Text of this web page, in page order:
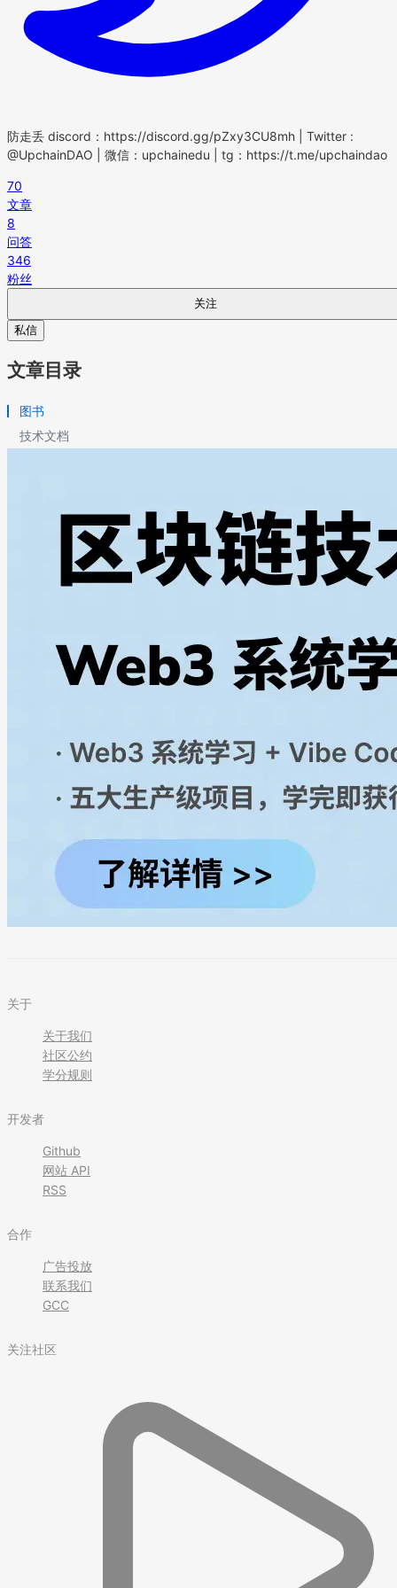
防走丢 discord：https://discord.gg/pZxy3CU8mh | Twitter :
@UpchainDAO | 微信：upchainedu | tg：https://t.me/upchaindao
70
文章
8
问答
346
粉丝
关注
私信
文章目录
图书
技术文档
关于
关于我们
社区公约
学分规则
开发者
Github
网站 API
RSS
合作
广告投放
联系我们
GCC
关注社区